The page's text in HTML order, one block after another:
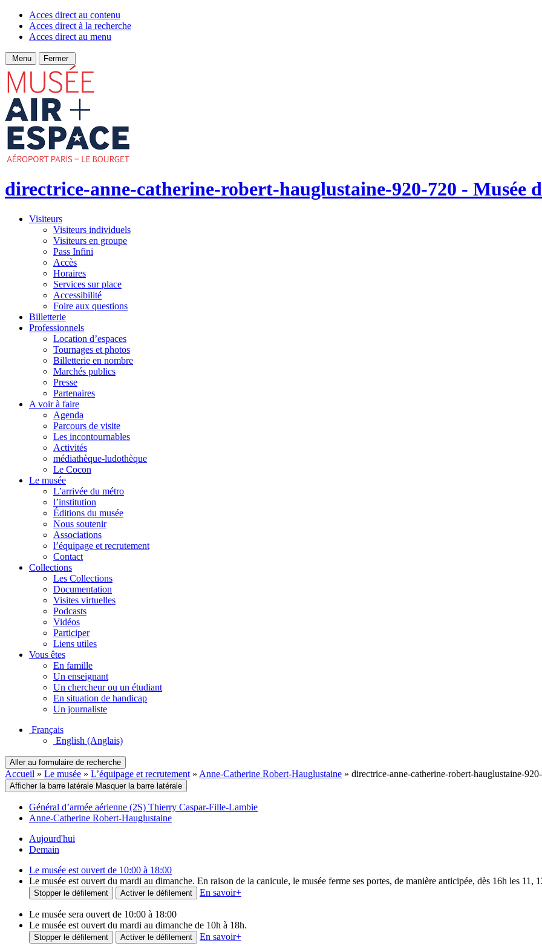
Acces direct au contenu
Acces direct à la recherche
Acces direct au menu
Menu Fermer
directrice-anne-catherine-robert-hauglustaine-920-720 - Musée
Visiteurs
Visiteurs individuels
Visiteurs en groupe
Pass Infini
Accès
Horaires
Services sur place
Accessibilité
Foire aux questions
Billetterie
Professionnels
Location d’espaces
Tournages et photos
Billetterie en nombre
Marchés publics
Presse
Partenaires
A voir à faire
Agenda
Parcours de visite
Les incontournables
Activités
médiathèque-ludothèque
Le Cocon
Le musée
L’arrivée du métro
l’institution
Éditions du musée
Nous soutenir
Associations
l’équipage et recrutement
Contact
Collections
Les Collections
Documentation
Visites virtuelles
Podcasts
Vidéos
Participer
Liens utiles
Vous êtes
En famille
Un enseignant
Un chercheur ou un étudiant
En situation de handicap
Un journaliste
Français
English (Anglais)
Aller au formulaire de recherche
Accueil » Le musée » L’équipage et recrutement » Anne-Catherine Robert-Hauglustaine » directrice-anne-catherine-robert-hauglustaine-
Afficher la barre latérale Masquer la barre latérale
Général d’armée aérienne (2S) Thierry Caspar-Fille-Lambie
Anne-Catherine Robert-Hauglustaine
Aujourd'hui
Demain
Le musée est ouvert de 10:00 à 18:00
Le musée est ouvert du mardi au dimanche. En raison de la canicule, le musée ferme ses portes, de manière anticipée, dès 16h les 11,
Stopper le défilement Activer le défilement En savoir+
Le musée sera ouvert de 10:00 à 18:00
Le musée est ouvert du mardi au dimanche de 10h à 18h.
Stopper le défilement Activer le défilement En savoir+